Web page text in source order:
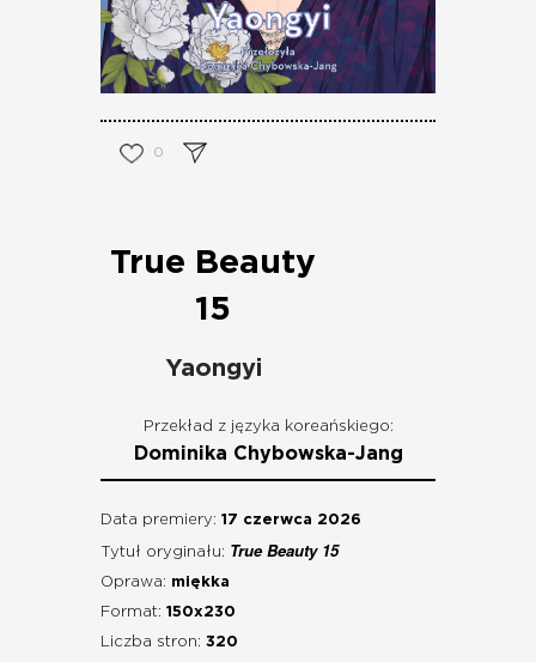
0
True Beauty
15
Yaongyi
Przekład z języka koreańskiego:
Dominika Chybowska-Jang
Data premiery: 17 czerwca 2026
Tytuł oryginału: True Beauty 15
Oprawa: miękka
Format: 150x230
Liczba stron: 320